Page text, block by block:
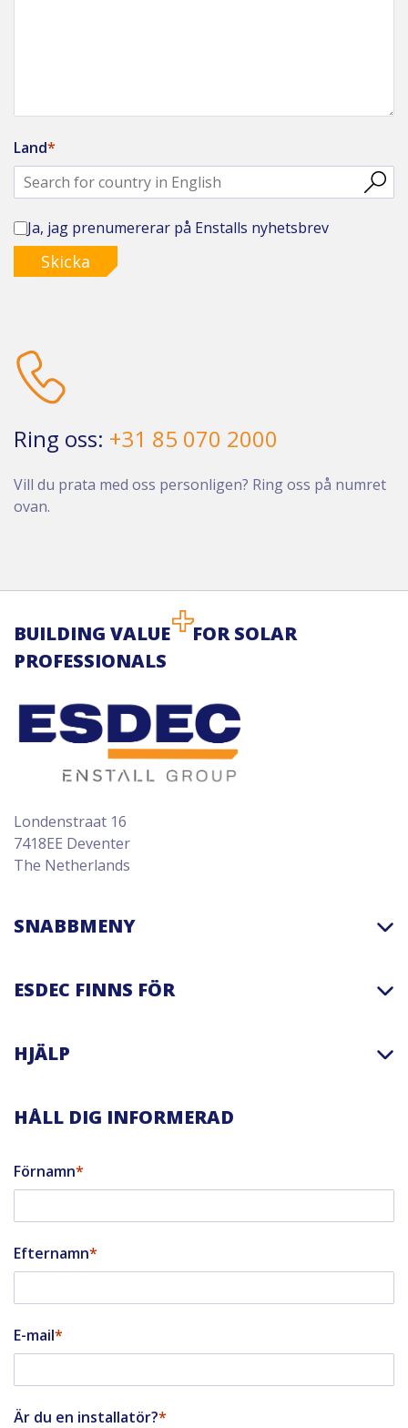
Land
Ja, jag prenumererar på Enstalls nyhetsbrev
Skicka
Ring oss: +31 85 070 2000
Vill du prata med oss ​​personligen? Ring oss på numret
ovan.
BUILDING VALUE
FOR SOLAR
PROFESSIONALS
Londenstraat 16
7418EE Deventer
The Netherlands
SNABBMENY
ESDEC FINNS FÖR
HJÄLP
HÅLL DIG INFORMERAD
Förnamn
Efternamn
E-mail
Är du en installatör?